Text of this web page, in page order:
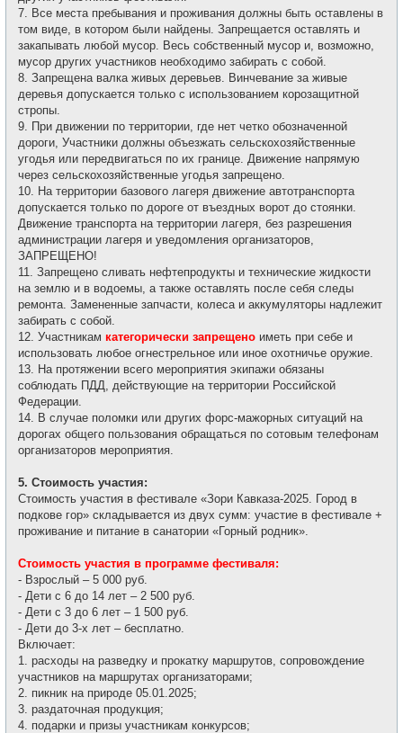
7. Все места пребывания и проживания должны быть оставлены в
том виде, в котором были найдены. Запрещается оставлять и
закапывать любой мусор. Весь собственный мусор и, возможно,
мусор других участников необходимо забирать с собой.
8. Запрещена валка живых деревьев. Винчевание за живые
деревья допускается только с использованием корозащитной
стропы.
9. При движении по территории, где нет четко обозначенной
дороги, Участники должны объезжать сельскохозяйственные
угодья или передвигаться по их границе. Движение напрямую
через сельскохозяйственные угодья запрещено.
10. На территории базового лагеря движение автотранспорта
допускается только по дороге от въездных ворот до стоянки.
Движение транспорта на территории лагеря, без разрешения
администрации лагеря и уведомления организаторов,
ЗАПРЕЩЕНО!
11. Запрещено сливать нефтепродукты и технические жидкости
на землю и в водоемы, а также оставлять после себя следы
ремонта. Замененные запчасти, колеса и аккумуляторы надлежит
забирать с собой.
12. Участникам категорически запрещено иметь при себе и
использовать любое огнестрельное или иное охотничье оружие.
13. На протяжении всего мероприятия экипажи обязаны
соблюдать ПДД, действующие на территории Российской
Федерации.
14. В случае поломки или других форс-мажорных ситуаций на
дорогах общего пользования обращаться по сотовым телефонам
организаторов мероприятия.
5. Стоимость участия:
Стоимость участия в фестивале «Зори Кавказа-2025. Город в
подкове гор» складывается из двух сумм: участие в фестивале +
проживание и питание в санатории «Горный родник».
Стоимость участия в программе фестиваля:
- Взрослый – 5 000 руб.
- Дети с 6 до 14 лет – 2 500 руб.
- Дети с 3 до 6 лет – 1 500 руб.
- Дети до 3-х лет – бесплатно.
Включает:
1. расходы на разведку и прокатку маршрутов, сопровождение
участников на маршрутах организаторами;
2. пикник на природе 05.01.2025;
3. раздаточная продукция;
4. подарки и призы участникам конкурсов;